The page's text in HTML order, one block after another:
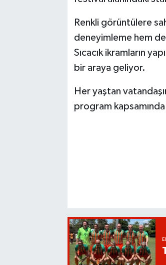
Renkli görüntülere
deneyimleme hem
Sıcacık ikramların
bir araya geliyor.
Her yaştan
program